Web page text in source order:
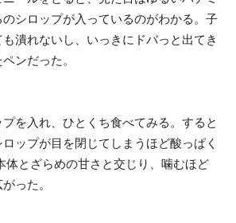
シロップが入っているのがわかる。子
潰れないし、いっきにドバっと出てき
ンだった。
を入れ、ひとくち食べてみる。すると
ップが目を閉じてしまうほど酸っぱく
体とざらめの甘さと交じり、噛むほど
った。